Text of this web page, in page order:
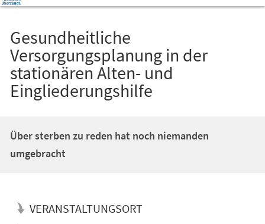
Gesundheitliche
Versorgungsplanung in der
stationären Alten- und
Eingliederungshilfe
Über sterben zu reden hat noch niemanden
umgebracht
VERANSTALTUNGSORT